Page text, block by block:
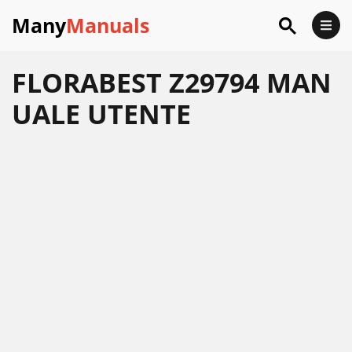
ManyManuals
FLORABEST Z29794 MAN
UALE UTENTE